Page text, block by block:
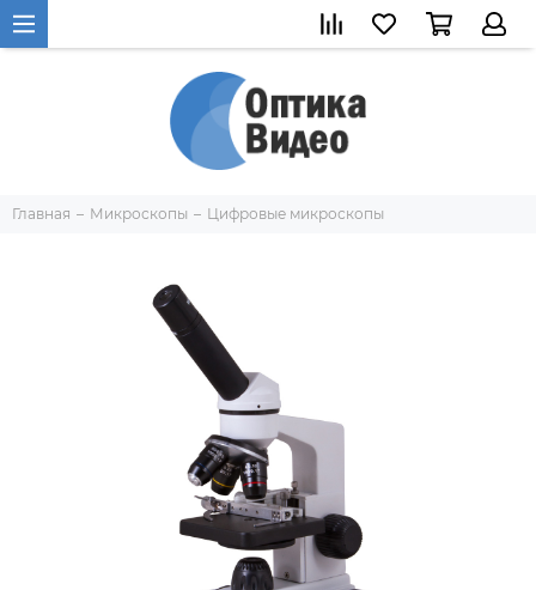
Главная Микроскопы Цифровые микроскопы